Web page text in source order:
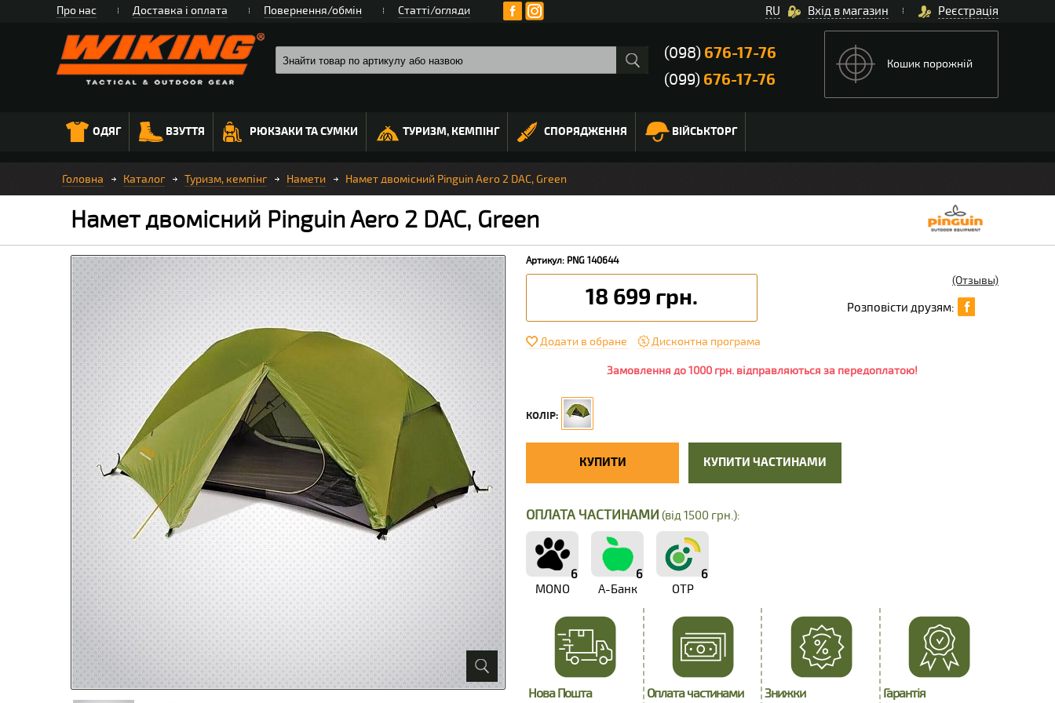
Про нас Доставка і оплата Повернення/обмін Статті/огляди Вхід в магазин Реєстрація
RU
(098) 676-17-76
(099) 676-17-76
Кошик порожній
ОДЯГ ВЗУТТЯ РЮКЗАКИ ТА СУМКИ ТУРИЗМ, КЕМПІНГ СПОРЯДЖЕННЯ ВІЙСЬКТОРГ
Головна Каталог Туризм, кемпінг Намети Намет двомісний Pinguin Aero 2 DAC, Green
Намет двомісний Pinguin Aero 2 DAC, Green
Артикул: PNG 140644
18 699 грн.
(Отзывы)
Розповісти друзям:
Додати в обране Дисконтна програма
Замовлення до 1000 грн. відправляються за передоплатою!
КОЛІР:
КУПИТИ КУПИТИ ЧАСТИНАМИ
ОПЛАТА ЧАСТИНАМИ (від 1500 грн.):
6
MONO
6
А-Банк
6
OTP
Нова Пошта Оплата частинами Знижки Гарантія